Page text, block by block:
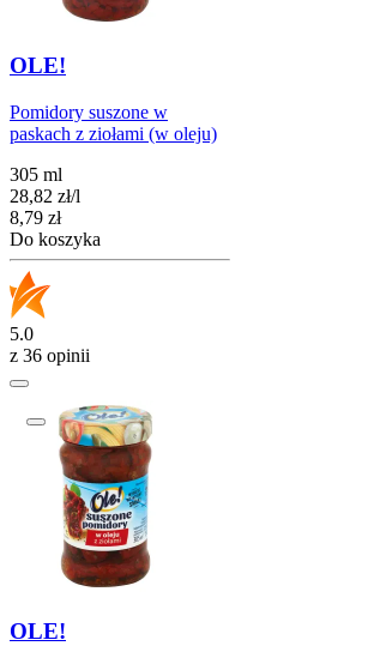
OLE!
Pomidory suszone w
paskach z ziołami (w oleju)
305 ml
28,82 zł/l
Cena
8,79 zł
Do koszyka
5.0
z 36 opinii
OLE!